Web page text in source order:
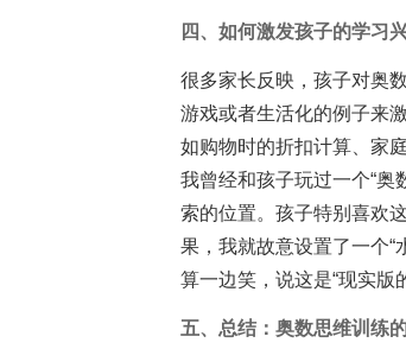
四、如何激发孩子的学习
很多家长反映，孩子对奥
游戏或者生活化的例子来
如购物时的折扣计算、家
我曾经和孩子玩过一个“奥
索的位置。孩子特别喜欢
果，我就故意设置了一个“
算一边笑，说这是“现实版
五、总结：奥数思维训练